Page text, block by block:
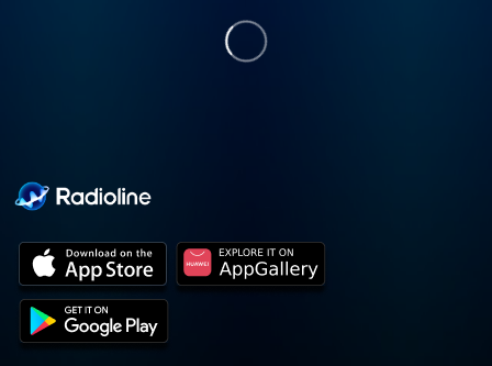
questions que ce podcast se propose de